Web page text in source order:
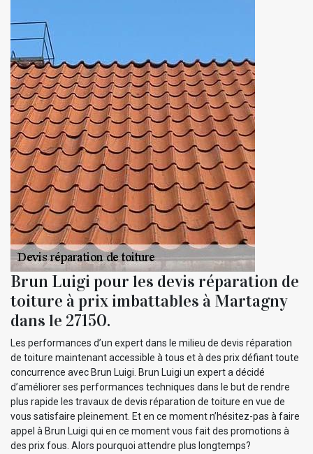
Brun Luigi pour les devis réparation de
toiture à prix imbattables à Martagny
dans le 27150.
Les performances d’un expert dans le milieu de devis réparation
de toiture maintenant accessible à tous et à des prix défiant toute
concurrence avec Brun Luigi. Brun Luigi un expert a décidé
d’améliorer ses performances techniques dans le but de rendre
plus rapide les travaux de devis réparation de toiture en vue de
vous satisfaire pleinement. Et en ce moment n’hésitez-pas à faire
appel à Brun Luigi qui en ce moment vous fait des promotions à
des prix fous. Alors pourquoi attendre plus longtemps?